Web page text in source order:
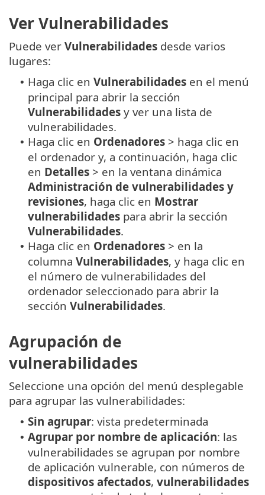
Ver Vulnerabilidades
Puede ver Vulnerabilidades desde varios
lugares:
• Haga clic en Vulnerabilidades en el menú
principal para abrir la sección
Vulnerabilidades y ver una lista de
vulnerabilidades.
• Haga clic en Ordenadores > haga clic en
el ordenador y, a continuación, haga clic
en Detalles > en la ventana dinámica
Administración de vulnerabilidades y
revisiones, haga clic en Mostrar
vulnerabilidades para abrir la sección
Vulnerabilidades.
• Haga clic en Ordenadores > en la
columna Vulnerabilidades, y haga clic en
el número de vulnerabilidades del
ordenador seleccionado para abrir la
sección Vulnerabilidades.
Agrupación de
vulnerabilidades
Seleccione una opción del menú desplegable
para agrupar las vulnerabilidades:
• Sin agrupar: vista predeterminada
• Agrupar por nombre de aplicación: las
vulnerabilidades se agrupan por nombre
de aplicación vulnerable, con números de
dispositivos afectados, vulnerabilidades